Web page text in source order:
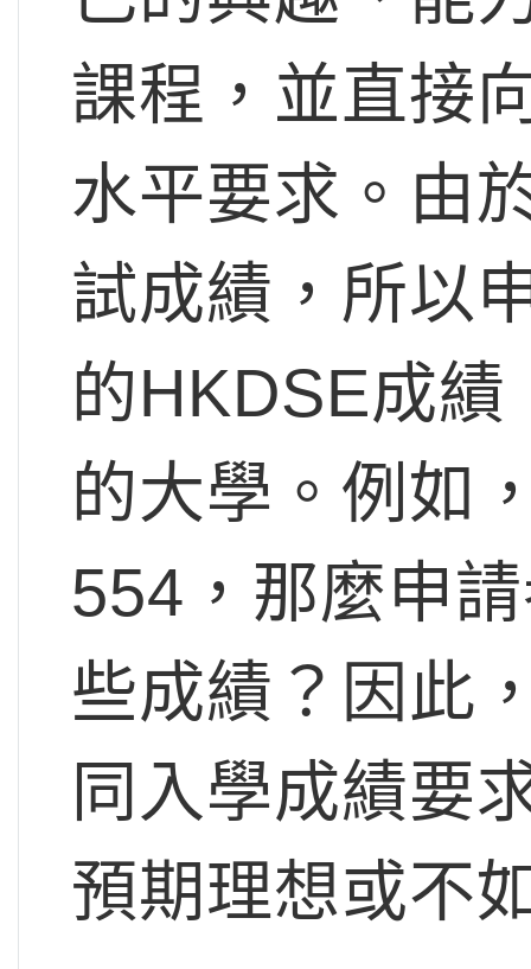
課程，並直接
水平要求。由
試成績，所以
的HKDSE成
的大學。例如
554，那麼申
些成績？因此
同入學成績要
預期理想或不